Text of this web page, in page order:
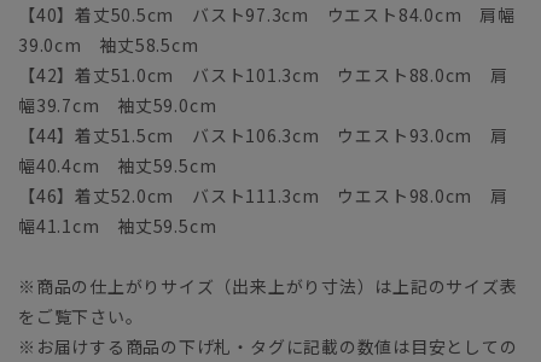
【40】着丈50.5cm バスト97.3cm ウエスト84.0cm 肩幅
39.0cm 袖丈58.5cm
【42】着丈51.0cm バスト101.3cm ウエスト88.0cm 肩
幅39.7cm 袖丈59.0cm
【44】着丈51.5cm バスト106.3cm ウエスト93.0cm 肩
幅40.4cm 袖丈59.5cm
【46】着丈52.0cm バスト111.3cm ウエスト98.0cm 肩
幅41.1cm 袖丈59.5cm
※商品の仕上がりサイズ（出来上がり寸法）は上記のサイズ表
をご覧下さい。
※お届けする商品の下げ札・タグに記載の数値は目安としての